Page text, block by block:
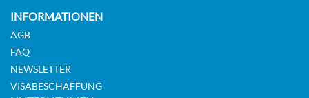
INFORMATIONEN
AGB
FAQ
NEWSLETTER
VISABESCHAFFUNG